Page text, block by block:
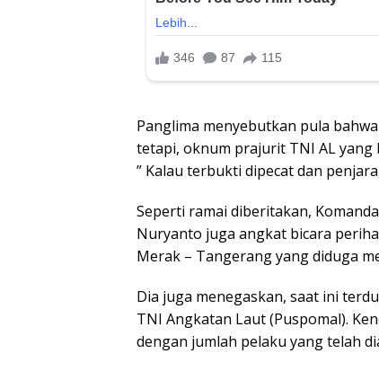
Panglima menyebutkan pula
tetapi, oknum prajurit TNI AL
” Kalau terbukti dipecat dan
Seperti ramai diberitakan,
Nuryanto juga angkat bicara
Merak – Tangerang yang diduga
Dia juga menegaskan, saat ini
TNI Angkatan Laut (Puspomal).
dengan jumlah pelaku yang telah